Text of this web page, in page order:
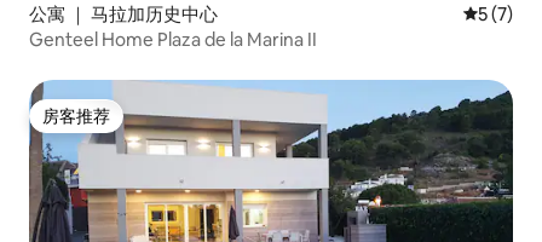
公寓 ｜ 马拉加历史中心 平均评分
5 (7)
Genteel Home Plaza de la Marina II
房客推荐
房客推荐